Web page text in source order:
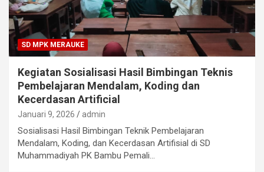
SD MPK MERAUKE
Kegiatan Sosialisasi Hasil Bimbingan Teknis
Pembelajaran Mendalam, Koding dan
Kecerdasan Artificial
Januari 9, 2026 admin
Sosialisasi Hasil Bimbingan Teknik Pembelajaran
Mendalam, Koding, dan Kecerdasan Artifisial di SD
Muhammadiyah PK Bambu Pemali…